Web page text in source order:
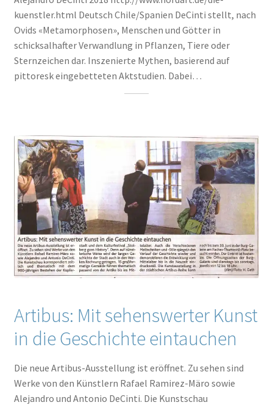
kuenstler.html Deutsch Chile/Spanien DeCinti stellt, nach
Ovids «Metamorphosen», Menschen und Götter in
schicksalhafter Verwandlung in Pflanzen, Tiere oder
Sternzeichen dar. Inszenierte Mythen, basierend auf
pittoresk eingebetteten Aktstudien. Dabei…
Artibus: Mit sehenswerter Kunst
in die Geschichte eintauchen
Die neue Artibus-Ausstellung ist eröffnet. Zu sehen sind
Werke von den Künstlern Rafael Ramirez-Märo sowie
Alejandro und Antonio DeCinti. Die Kunstschau